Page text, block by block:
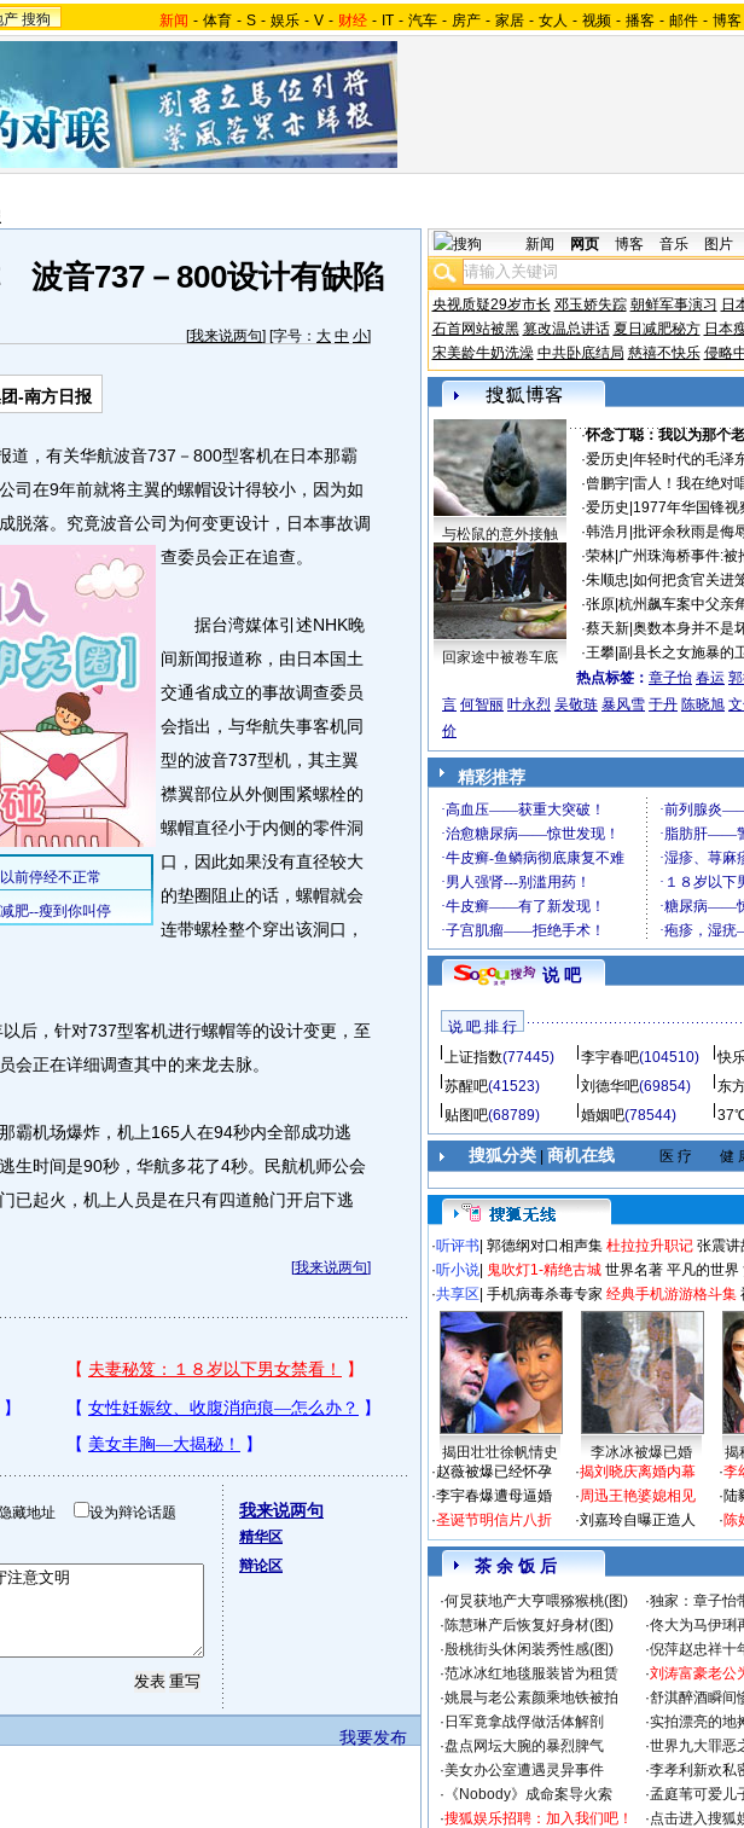
产 搜狗 新闻 - 体育 - S - 娱乐 - V - 财经 - IT - 汽车 - 房产 - 家居 - 女人 - 视频 - 播客 - 邮件 - 博客
波音737－800设计有缺陷
[我来说两句] [字号： 大 中 小]
-南方日报
有关华航波音737－800型客机在日本那霸
司在9年前就将主翼的螺帽设计得较小，因为如
脱落。究竟波音公司为何变更设计，日本事故调
查委员会正在追查。
据台湾媒体引述NHK晚
间新闻报道称，由日本国土
交通省成立的事故调查委员
会指出，与华航失事客机同
型的波音737型机，其主翼
襟翼部位从外侧围紧螺栓的
螺帽直径小于内侧的零件洞
口，因此如果没有直径较大
的垫圈阻止的话，螺帽就会
连带螺栓整个穿出该洞口，
，针对737型客机进行螺帽等的设计变更，至
会正在详细调查其中的来龙去脉。
机场爆炸，机上165人在94秒内全部成功逃
生时间是90秒，华航多花了4秒。民航机师公会
已起火，机上人员是在只有四道舱门开启下逃
[我来说两句]
藏地址 设为辩论话题 我来说两句
精华区
辩论区
我要发布
新闻 网页 博客 音乐 图片
央视质疑29岁市长 邓玉娇失踪 朝鲜军事演习 日
石首网站被黑 篡改温总讲话 夏日减肥秘方 日本
宋美龄牛奶洗澡 中共卧底结局 慈禧不快乐 侵略
与松鼠的意外接触
回家途中被卷车底
·怀念丁聪：我以为那个
·爱历史 年轻时代的毛泽
·曾鹏宇| 雷人！我在绝对
·爱历史 1977年华国锋视
·韩浩月 批评余秋雨是侮
·荣林| 广州珠海桥事件:被
·朱顺忠 如何把贪官关进
·张原| 杭州飙车案中父亲
·蔡天新| 奥数本身并不是
·王攀| 副县长之女施暴的
热点标签： 章子怡 春运
言 何智丽 叶永烈 吴敬琏 暴风雪 于丹 陈晓旭
价
精彩推荐
说 吧
说 吧 排 行
上证指数(77445) 李宇春吧(104510) 快
苏醒吧(41523) 刘德华吧(69854) 东
贴图吧(68789) 婚姻吧(78544)
搜狐分类| 商机在线 医 疗 健
·听评书 郭德纲对口相声集 杜拉拉升职记 张震讲
·听小说 鬼吹灯1-精绝古城 世界名著 平凡的世界
·共享区 手机病毒杀毒专家 经典手机游游格斗集
揭田壮壮徐帆情史 李冰冰被爆已婚
揭
·赵薇被爆已经怀孕
·李宇春爆遭母逼婚
·圣诞节明信片八折
·揭刘晓庆离婚内幕
·周迅王艳婆媳相见
·刘嘉玲自曝正造人
·李
·陆
·陈
茶 余 饭 后
·何炅获地产大亨喂猕猴桃(图) ·独家：章子怡
·陈慧琳产后恢复好身材(图) ·佟大为马伊琍
·殷桃街头休闲装秀性感(图) ·倪萍赵忠祥十
·范冰冰红地毯服装皆为租赁 ·刘涛富豪老公
·姚晨与老公素颜乘地铁被拍 ·舒淇醉酒瞬间
· 日军竟拿战俘做活体解剖 ·实拍漂亮的地
·盘点网坛大腕的暴烈脾气 ·世界九大罪恶
·美女办公室遭遇灵异事件 ·李孝利新欢私
· 《Nobody》成命案导火索 ·孟庭苇可爱儿
·搜狐娱乐招聘：加入我们吧！ ·点击进入搜狐